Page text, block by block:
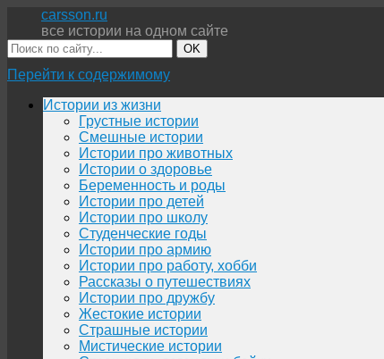
carsson.ru
все истории на одном сайте
OK
Перейти к содержимому
Истории из жизни
Грустные истории
Смешные истории
Истории про животных
Истории о здоровье
Беременность и роды
Истории про детей
Истории про школу
Студенческие годы
Истории про армию
Истории про работу, хобби
Рассказы о путешествиях
Истории про дружбу
Жестокие истории
Страшные истории
Мистические истории